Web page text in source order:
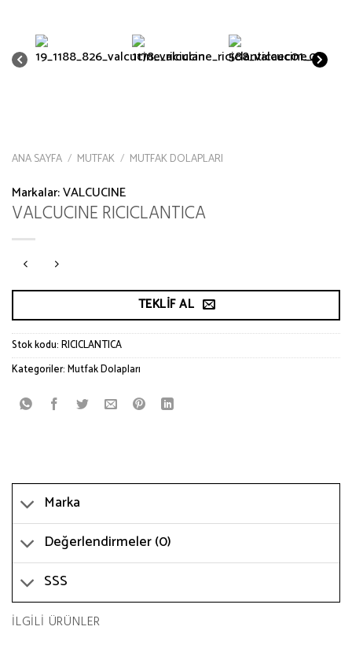
ANA SAYFA / MUTFAK / MUTFAK DOLAPLARI
Markalar:VALCUCINE
VALCUCINE RICICLANTICA
TEKLIF AL
Stok kodu:RICICLANTICA
Kategoriler:Mutfak Dolapları
Marka
Değerlendirmeler (0)
SSS
İLGILI ÜRÜNLER